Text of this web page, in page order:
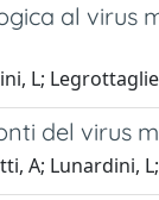
al virus
L;
del virus
A; Lunardini,